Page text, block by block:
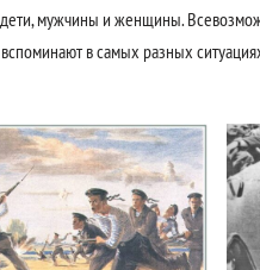
мужчины и женщины.
в самых разных